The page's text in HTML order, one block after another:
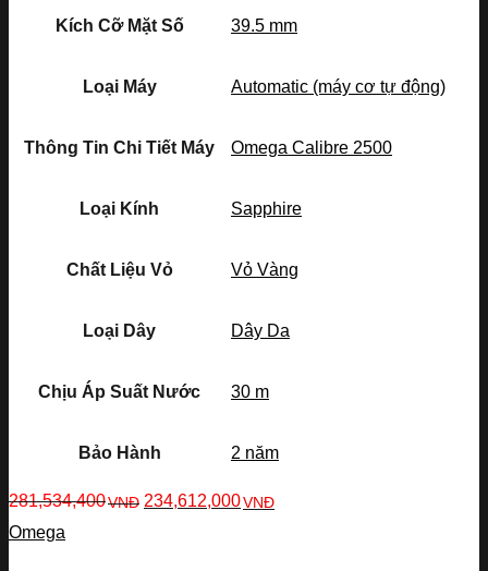
Kích Cỡ Mặt Số 39.5 mm
Loại Máy Automatic (máy cơ tự động)
Thông Tin Chi Tiết Máy Omega Calibre 2500
Loại Kính Sapphire
Chất Liệu Vỏ Vỏ Vàng
Loại Dây Dây Da
Chịu Áp Suất Nước 30 m
Bảo Hành 2 năm
281,534,400VNĐ 234,612,000VNĐ
Omega